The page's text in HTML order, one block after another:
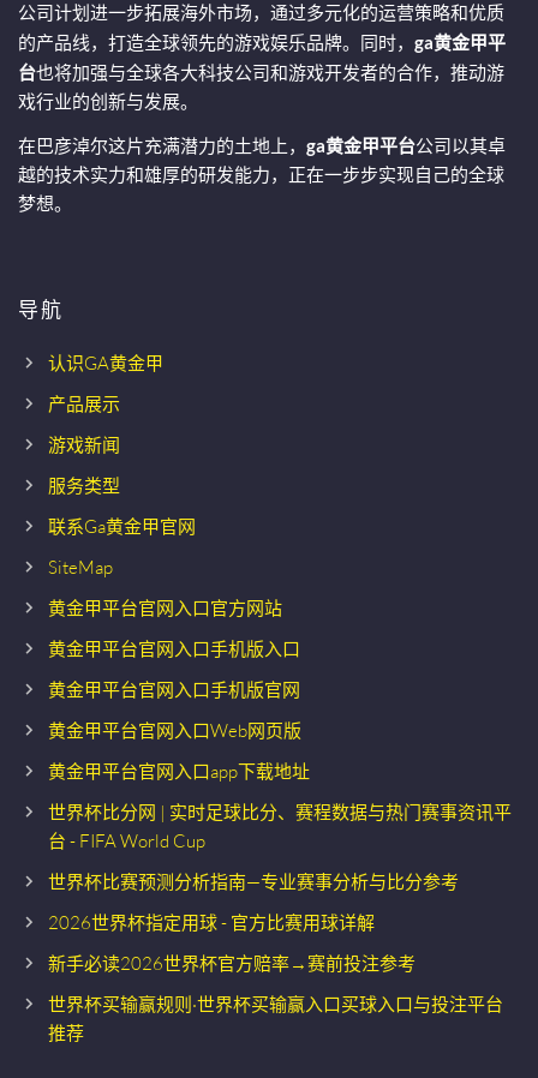
公司计划进一步拓展海外市场，通过多元化的运营策略和优质
的产品线，打造全球领先的游戏娱乐品牌。同时， ga黄金甲平
台也将加强与全球各大科技公司和游戏开发者的合作，推动游
戏行业的创新与发展。
在巴彦淖尔这片充满潜力的土地上， ga黄金甲平台公司以其卓
越的技术实力和雄厚的研发能力，正在一步步实现自己的全球
梦想。
导航
认识GA黄金甲
产品展示
游戏新闻
服务类型
联系Ga黄金甲官网
SiteMap
黄金甲平台官网入口官方网站
黄金甲平台官网入口手机版入口
黄金甲平台官网入口手机版官网
黄金甲平台官网入口Web网页版
黄金甲平台官网入口app下载地址
世界杯比分网 | 实时足球比分、赛程数据与热门赛事资讯平
台 - FIFA World Cup
世界杯比赛预测分析指南—专业赛事分析与比分参考
2026世界杯指定用球 - 官方比赛用球详解
新手必读2026世界杯官方赔率→赛前投注参考
世界杯买输赢规则·世界杯买输赢入口买球入口与投注平台
推荐